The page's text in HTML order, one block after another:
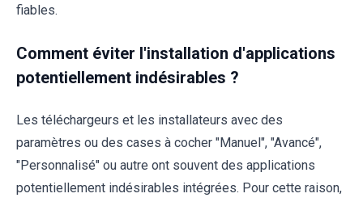
fiables.
Comment éviter l'installation d'applications
potentiellement indésirables ?
Les téléchargeurs et les installateurs avec des
paramètres ou des cases à cocher "Manuel", "Avancé",
"Personnalisé" ou autre ont souvent des applications
potentiellement indésirables intégrées. Pour cette raison,